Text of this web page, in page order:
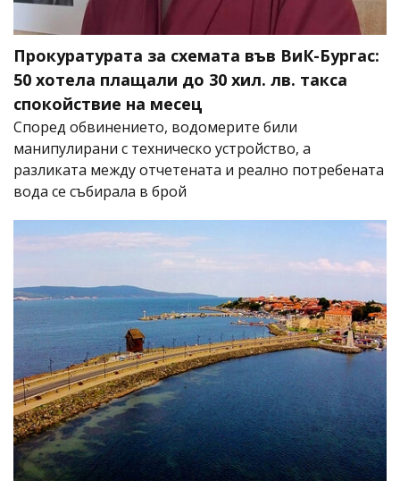
Прокуратурата за схемата във ВиК-Бургас:
50 хотела плащали до 30 хил. лв. такса
спокойствие на месец
Според обвинението, водомерите били
манипулирани с техническо устройство, а
разликата между отчетената и реално потребената
вода се събирала в брой